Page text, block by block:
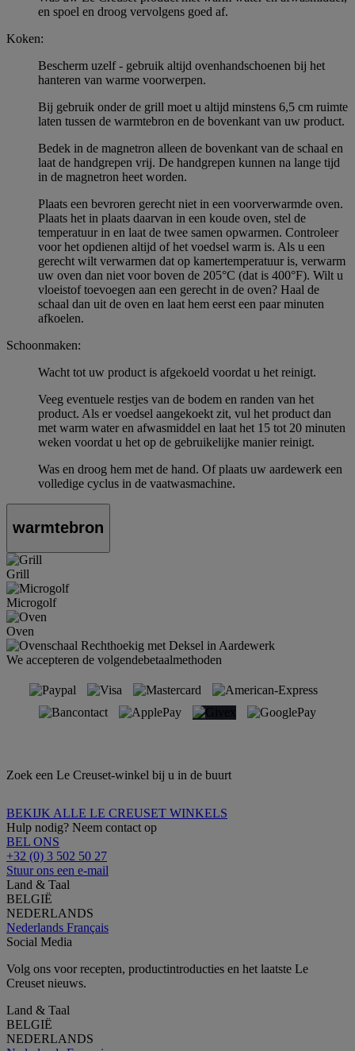
en spoel en droog vervolgens goed af.
Koken:
Bescherm uzelf - gebruik altijd ovenhandschoenen bij het
hanteren van warme voorwerpen.
Bij gebruik onder de grill moet u altijd minstens 6,5 cm ruimte
laten tussen de warmtebron en de bovenkant van uw product.
Bedek in de magnetron alleen de bovenkant van de schaal en
laat de handgrepen vrij. De handgrepen kunnen na lange tijd
in de magnetron heet worden.
Plaats een bevroren gerecht niet in een voorverwarmde oven.
Plaats het in plaats daarvan in een koude oven, stel de
temperatuur in en laat de twee samen opwarmen. Controleer
voor het opdienen altijd of het voedsel warm is. Als u een
gerecht wilt verwarmen dat op kamertemperatuur is, verwarm
uw oven dan niet voor boven de 205°C (dat is 400°F). Wilt u
vloeistof toevoegen aan een gerecht in de oven? Haal de
schaal dan uit de oven en laat hem eerst een paar minuten
afkoelen.
Schoonmaken:
Wacht tot uw product is afgekoeld voordat u het reinigt.
Veeg eventuele restjes van de bodem en randen van het
product. Als er voedsel aangekoekt zit, vul het product dan
met warm water en afwasmiddel en laat het 15 tot 20 minuten
weken voordat u het op de gebruikelijke manier reinigt.
Was en droog hem met de hand. Of plaats uw aardewerk een
volledige cyclus in de vaatwasmachine.
warmtebron
Grill
Microgolf
Oven
We accepteren de volgendebetaalmethoden
Zoek een Le Creuset-winkel bij u in de buurt
BEKIJK ALLE LE CREUSET WINKELS
Hulp nodig? Neem contact op
BEL ONS
+32 (0) 3 502 50 27
Stuur ons een e-mail
Land & Taal
BELGIË
NEDERLANDS
Nederlands Français
Social Media
Volg ons voor recepten, productintroducties en het laatste Le
Creuset nieuws.
Land & Taal
BELGIË
NEDERLANDS